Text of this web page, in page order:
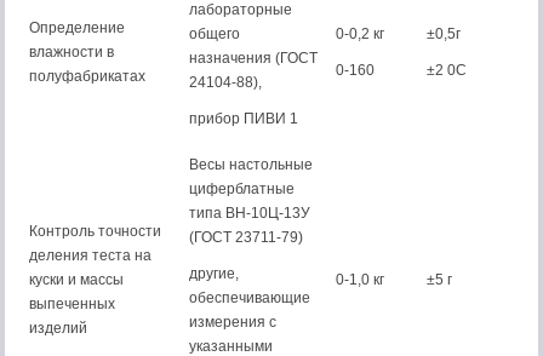
Определение
влажности в
полуфабрикатах
лабораторные
общего
назначения (ГОСТ
24104-88),
прибор ПИВИ 1
0-0,2 кг
0-160
±0,5г
±2 0С
Контроль точности
деления теста на
куски и массы
выпеченных
изделий
Весы настольные
циферблатные
типа ВН-10Ц-13У
(ГОСТ 23711-79)
другие,
обеспечивающие
измерения с
указанными
0-1,0 кг ±5 г